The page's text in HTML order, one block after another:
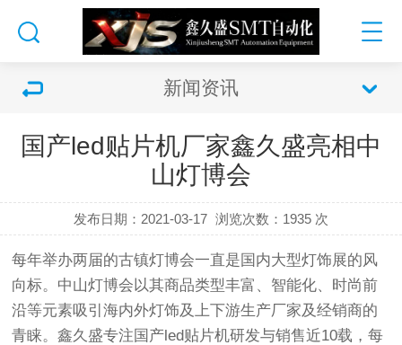
新闻资讯
国产led贴片机厂家鑫久盛亮相中
山灯博会
发布日期：2021-03-17 浏览次数： 1935 次
每年举办两届的古镇灯博会一直是国内大型灯饰展的风
向标。中山灯博会以其商品类型丰富、智能化、时尚前
沿等元素吸引海内外灯饰及上下游生产厂家及经销商的
青睐。鑫久盛专注国产led贴片机研发与销售近10载，每